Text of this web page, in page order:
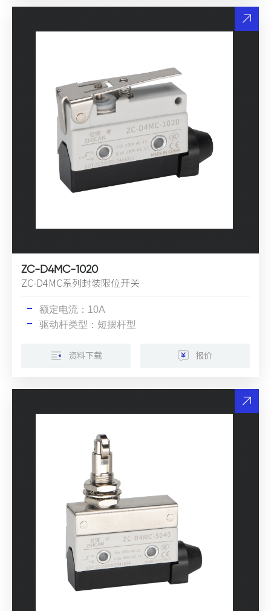
ZC-D4MC-1020
ZC-D4MC系列封装限位开关
额定电流：10A
驱动杆类型：短摆杆型
资料下载 报价